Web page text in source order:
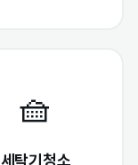
🧺
세탁기청소